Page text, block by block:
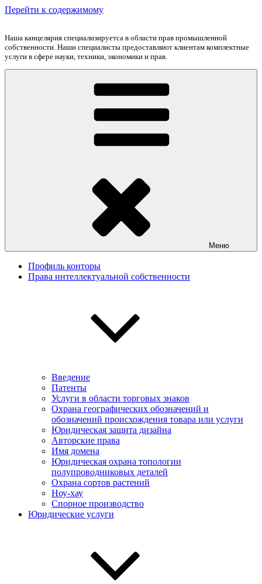
Перейти к содержимому
Наша канцелярия специализируетса в области прав промышленной
собственности. Наши специалисты предоставляют клиентам комплектные
услуги в сфере науки, техники, экономики и прав.
Меню
Профиль конторы
Права интеллектуальной собственности
Введение
Патенты
Услуги в области торговых знаков
Охрана географических обозначений и
обозначений происхождения товара или услуги
Юридическая защита дизайна
Авторские права
Имя домена
Юридическая охрана топологии
полупроводниковых деталей
Охрана сортов растений
Ноу-хау
Спорное производство
Юридические услуги